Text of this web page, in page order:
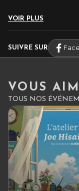
VOIR PLUS
SUIVRE SUR
VOUS
TOUS NOS